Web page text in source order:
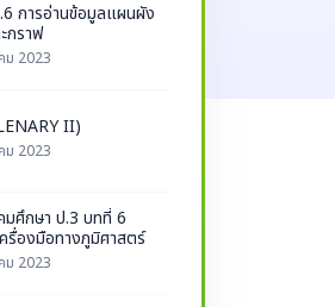
การอ่านข้อมูลแผนผัง
กราฟ
ม 2023
II)
ม 2023
ศึกษา ป.3 บทที่ 6
รื่องมือทางภูมิศาสตร์
ม 2023